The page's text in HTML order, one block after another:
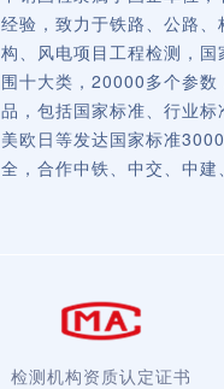
经验，致力于铁路、公路
构、风电项目工程检测，
围十大类，20000多个参
品，包括国家标准、行业标
美欧日等发达国家标准
全，合作中铁、中交、中建
检测机构资质认定证书